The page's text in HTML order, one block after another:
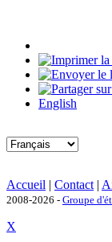
English
Accueil | Contact |
2008-2026 - Groupe
X